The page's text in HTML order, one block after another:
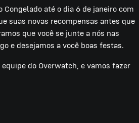
Congelado até o dia 6 de janeiro com
suas novas recompensas antes que
que você se junte a nós nas
e desejamos a você boas festas.
do Overwatch, e vamos fazer